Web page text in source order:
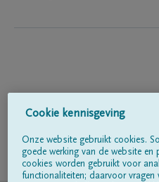
Volg ons op
Cookie kennisgeving
Onze website gebruikt cookies.
goede werking van de website
cookies worden gebruikt voor
functionaliteiten; daarvoor